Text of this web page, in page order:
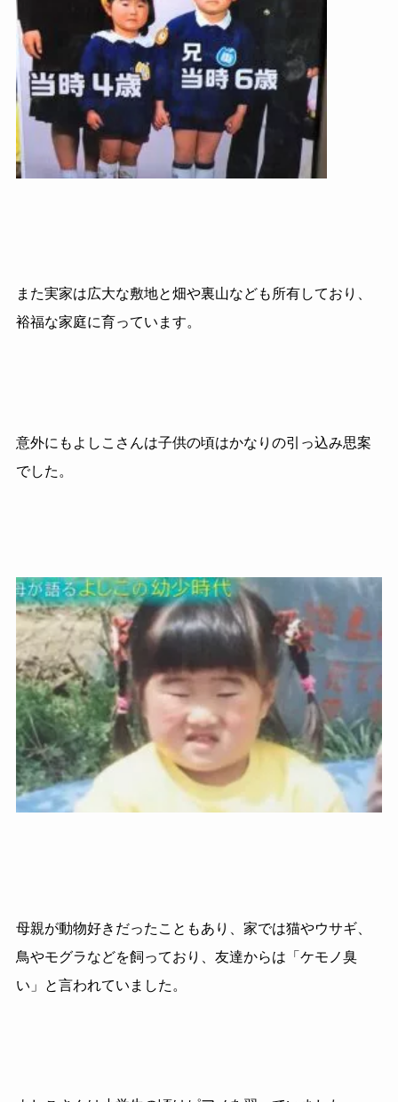
また実家は広大な敷地と畑や裏山なども所有しており、
裕福な家庭に育っています。
意外にもよしこさんは子供の頃はかなりの引っ込み思案
でした。
母親が動物好きだったこともあり、家では猫やウサギ、
鳥やモグラなどを飼っており、友達からは「ケモノ臭
い」と言われていました。